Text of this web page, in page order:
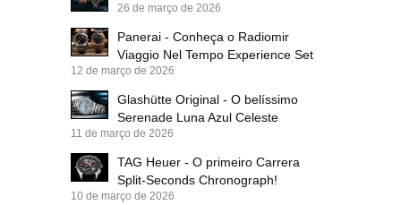
26 de março de 2026
Panerai - Conheça o Radiomir
Viaggio Nel Tempo Experience Set
12 de março de 2026
Glashütte Original - O belíssimo
Serenade Luna Azul Celeste
11 de março de 2026
TAG Heuer - O primeiro Carrera
Split-Seconds Chronograph!
10 de março de 2026